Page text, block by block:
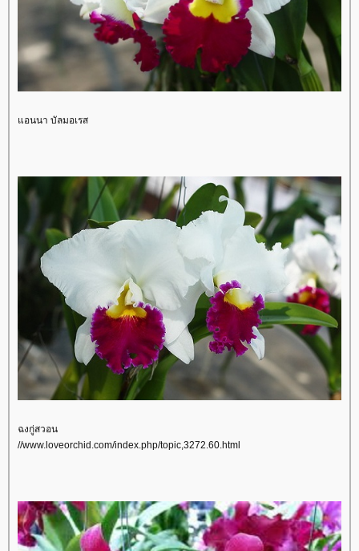
อนนา บัลมอเรส
ฉงกู่สวอน
//www.loveorchid.com/index.php/topic,3272.60.html